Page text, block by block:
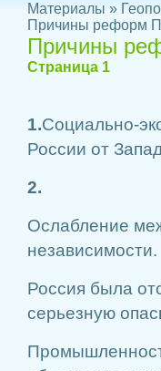
Материалы »
Причины реформ
Причины
Страница 1
1.Социально-
России от
2.
Ослабление
независимости.
Россия была
серьезную